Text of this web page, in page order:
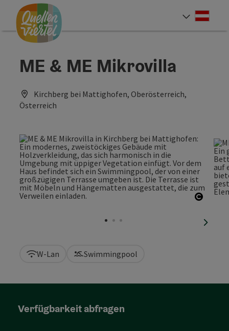
Zum Inhalt
Zur Navigation
Zum Seitenanfang
ME & ME Mikrovilla
Kirchberg bei Mattighofen, Oberösterreich,
Österreich
W-Lan Swimmingpool
Verfügbarkeit abfragen